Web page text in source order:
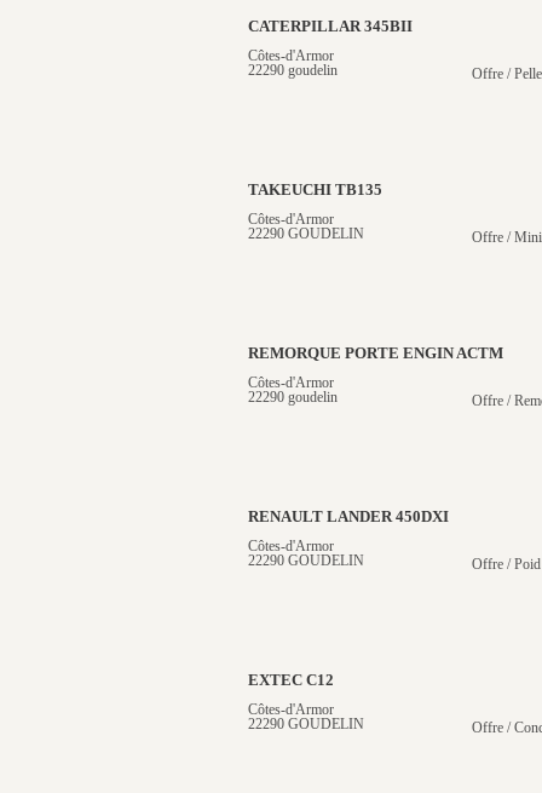
CATERPILLAR 345BII
Côtes-d'Armor
22290 goudelin
Offre /
TAKEUCHI TB135
Côtes-d'Armor
22290 GOUDELIN
Offre /
REMORQUE PORTE ENGIN ACTM
Côtes-d'Armor
22290 goudelin
Offre /
RENAULT LANDER 450DXI
Côtes-d'Armor
22290 GOUDELIN
Offre /
EXTEC C12
Côtes-d'Armor
22290 GOUDELIN
Offre /